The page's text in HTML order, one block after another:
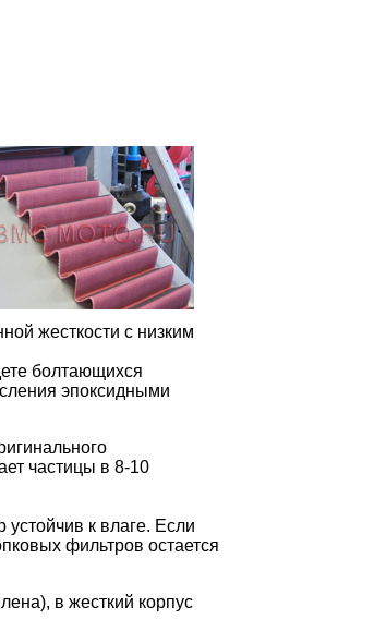
жесткости с низким
болтающихся
эпоксидными
частицы в 8-10
к влаге. Если
фильтров остается
в жесткий корпус